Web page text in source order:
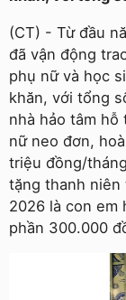
(CT) - Từ đầu
đã vận động
phụ nữ và học
khăn, với tổng
nhà hảo tâm hỗ
nữ neo đơn,
triệu đồng/
tặng thanh niên
2026 là con em
phần 300.000